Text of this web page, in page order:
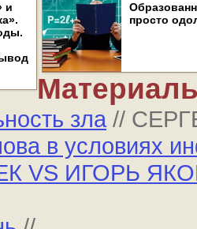
и
просто
зла //
в условиях
VS ИГОРЬ